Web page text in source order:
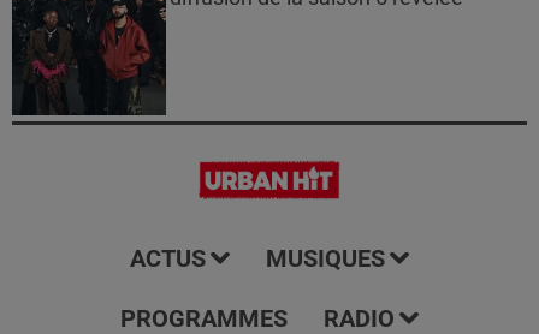
ACTUS MUSIQUES
PROGRAMMES RADIO